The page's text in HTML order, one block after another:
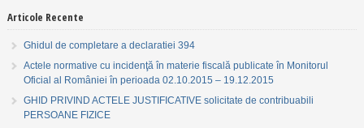
Articole Recente
Ghidul de completare a declaratiei 394
Actele normative cu incidenţă în materie fiscală publicate în Monitorul
Oficial al României în perioada 02.10.2015 – 19.12.2015
GHID PRIVIND ACTELE JUSTIFICATIVE solicitate de contribuabili
PERSOANE FIZICE